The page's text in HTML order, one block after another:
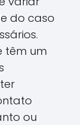
do caso
têm um
ou